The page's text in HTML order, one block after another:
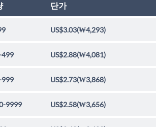
단가
US$3.03(₩4,293)
US$2.88(₩4,081)
US$2.73(₩3,868)
9999 US$2.58(₩3,656)